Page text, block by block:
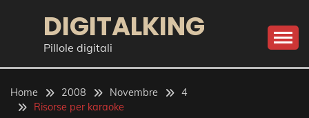
DIGITALKING
Pillole digitali
Home 2008 Novembre
4
Risorse per karaoke